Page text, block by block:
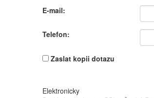
E-mail:
Telefon:
Zaslat kopii dotazu
Elektronicky